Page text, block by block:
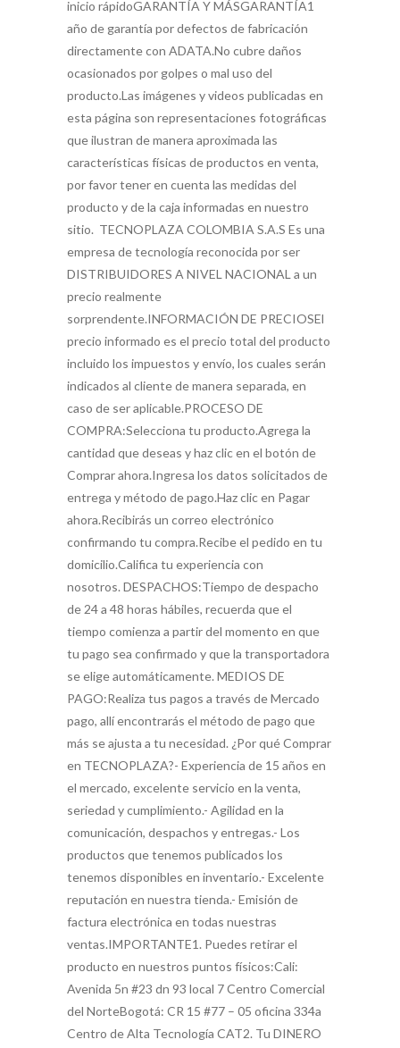
inicio rápidoGARANTÍA Y MÁSGARANTÍA1
año de garantía por defectos de fabricación
directamente con ADATA.No cubre daños
ocasionados por golpes o mal uso del
producto.Las imágenes y videos publicadas en
esta página son representaciones fotográficas
que ilustran de manera aproximada las
características físicas de productos en venta,
por favor tener en cuenta las medidas del
producto y de la caja informadas en nuestro
sitio. TECNOPLAZA COLOMBIA S.A.S Es una
empresa de tecnología reconocida por ser
DISTRIBUIDORES A NIVEL NACIONAL a un
precio realmente
sorprendente.INFORMACIÓN DE PRECIOSEl
precio informado es el precio total del producto
incluido los impuestos y envío, los cuales serán
indicados al cliente de manera separada, en
caso de ser aplicable.PROCESO DE
COMPRA:Selecciona tu producto.Agrega la
cantidad que deseas y haz clic en el botón de
Comprar ahora.Ingresa los datos solicitados de
entrega y método de pago.Haz clic en Pagar
ahora.Recibirás un correo electrónico
confirmando tu compra.Recibe el pedido en tu
domicilio.Califica tu experiencia con
nosotros. DESPACHOS:Tiempo de despacho
de 24 a 48 horas hábiles, recuerda que el
tiempo comienza a partir del momento en que
tu pago sea confirmado y que la transportadora
se elige automáticamente. MEDIOS DE
PAGO:Realiza tus pagos a través de Mercado
pago, allí encontrarás el método de pago que
más se ajusta a tu necesidad. ¿Por qué Comprar
en TECNOPLAZA?- Experiencia de 15 años en
el mercado, excelente servicio en la venta,
seriedad y cumplimiento.- Agilidad en la
comunicación, despachos y entregas.- Los
productos que tenemos publicados los
tenemos disponibles en inventario.- Excelente
reputación en nuestra tienda.- Emisión de
factura electrónica en todas nuestras
ventas.IMPORTANTE1. Puedes retirar el
producto en nuestros puntos físicos:Cali:
Avenida 5n #23 dn 93 local 7 Centro Comercial
del NorteBogotá: CR 15 #77 – 05 oficina 334a
Centro de Alta Tecnología CAT2. Tu DINERO